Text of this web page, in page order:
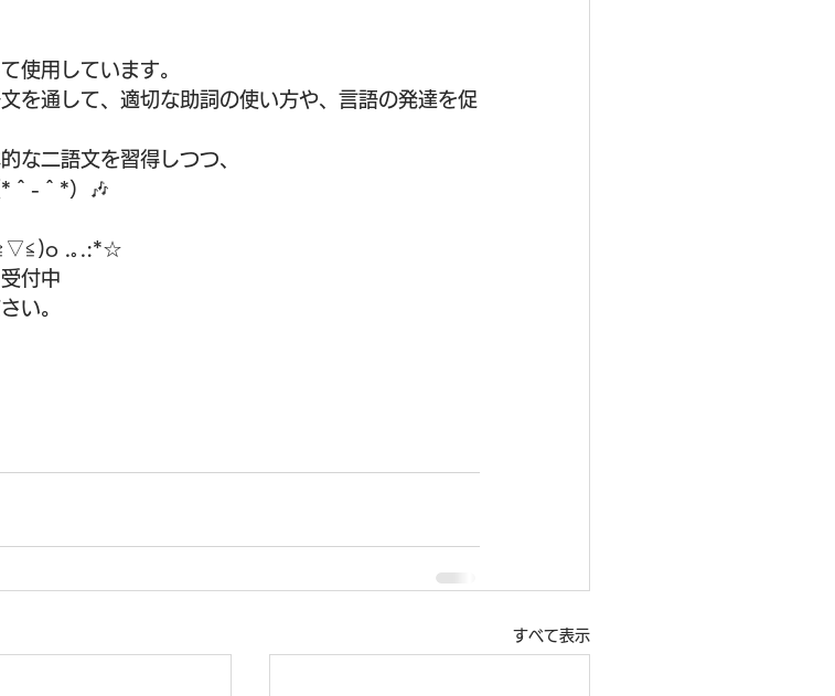
使用しています。
を通して、適切な助詞の使い方や、言語の発達を促
な二語文を習得しつつ、
＾-＾*）🎶
.｡.:*☆
付中
い。
すべて表示